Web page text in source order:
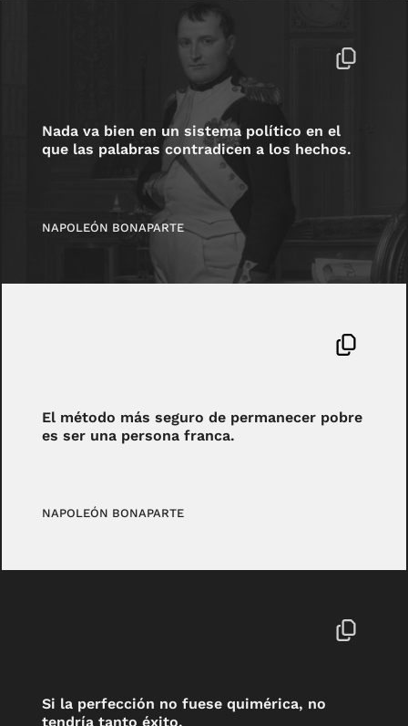
Nada va bien en un sistema político en el
que las palabras contradicen a los hechos.
NAPOLEÓN BONAPARTE
El método más seguro de permanecer pobre
es ser una persona franca.
NAPOLEÓN BONAPARTE
Si la perfección no fuese quimérica, no
tendría tanto éxito.